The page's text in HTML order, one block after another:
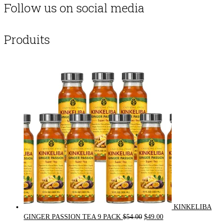
Follow us on social media
Produits
KINKELIBA
GINGER PASSION TEA 9 PACK $54.00 Original
$49.00Current